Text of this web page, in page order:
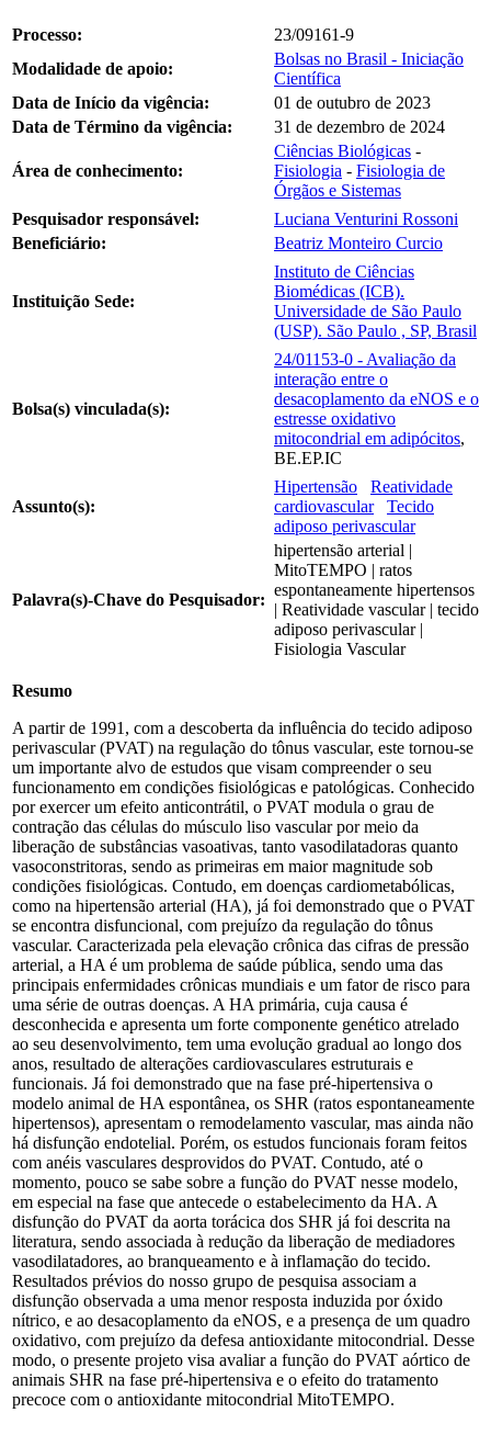
Processo:
23/09161-9
Modalidade de apoio:
Bolsas no Brasil - Iniciação
Científica
Data de Início da vigência:
01 de outubro de 2023
Data de Término da vigência:
31 de dezembro de 2024
Área de conhecimento:
Ciências Biológicas -
Fisiologia - Fisiologia de
Órgãos e Sistemas
Pesquisador responsável:
Luciana Venturini Rossoni
Beneficiário:
Beatriz Monteiro Curcio
Instituição Sede:
Instituto de Ciências
Biomédicas (ICB).
Universidade de São Paulo
(USP). São Paulo , SP, Brasil
Bolsa(s) vinculada(s):
24/01153-0 - Avaliação da
interação entre o
desacoplamento da eNOS e o
estresse oxidativo
mitocondrial em adipócitos,
BE.EP.IC
Assunto(s):
Hipertensão
Reatividade
cardiovascular
Tecido
adiposo perivascular
Palavra(s)-Chave do Pesquisador:
hipertensão arterial |
MitoTEMPO | ratos
espontaneamente hipertensos
| Reatividade vascular | tecido
adiposo perivascular |
Fisiologia Vascular
Resumo
A partir de 1991, com a descoberta da influência do tecido adiposo
perivascular (PVAT) na regulação do tônus vascular, este tornou-se
um importante alvo de estudos que visam compreender o seu
funcionamento em condições fisiológicas e patológicas. Conhecido
por exercer um efeito anticontrátil, o PVAT modula o grau de
contração das células do músculo liso vascular por meio da
liberação de substâncias vasoativas, tanto vasodilatadoras quanto
vasoconstritoras, sendo as primeiras em maior magnitude sob
condições fisiológicas. Contudo, em doenças cardiometabólicas,
como na hipertensão arterial (HA), já foi demonstrado que o PVAT
se encontra disfuncional, com prejuízo da regulação do tônus
vascular. Caracterizada pela elevação crônica das cifras de pressão
arterial, a HA é um problema de saúde pública, sendo uma das
principais enfermidades crônicas mundiais e um fator de risco para
uma série de outras doenças. A HA primária, cuja causa é
desconhecida e apresenta um forte componente genético atrelado
ao seu desenvolvimento, tem uma evolução gradual ao longo dos
anos, resultado de alterações cardiovasculares estruturais e
funcionais. Já foi demonstrado que na fase pré-hipertensiva o
modelo animal de HA espontânea, os SHR (ratos espontaneamente
hipertensos), apresentam o remodelamento vascular, mas ainda não
há disfunção endotelial. Porém, os estudos funcionais foram feitos
com anéis vasculares desprovidos do PVAT. Contudo, até o
momento, pouco se sabe sobre a função do PVAT nesse modelo,
em especial na fase que antecede o estabelecimento da HA. A
disfunção do PVAT da aorta torácica dos SHR já foi descrita na
literatura, sendo associada à redução da liberação de mediadores
vasodilatadores, ao branqueamento e à inflamação do tecido.
Resultados prévios do nosso grupo de pesquisa associam a
disfunção observada a uma menor resposta induzida por óxido
nítrico, e ao desacoplamento da eNOS, e a presença de um quadro
oxidativo, com prejuízo da defesa antioxidante mitocondrial. Desse
modo, o presente projeto visa avaliar a função do PVAT aórtico de
animais SHR na fase pré-hipertensiva e o efeito do tratamento
precoce com o antioxidante mitocondrial MitoTEMPO.